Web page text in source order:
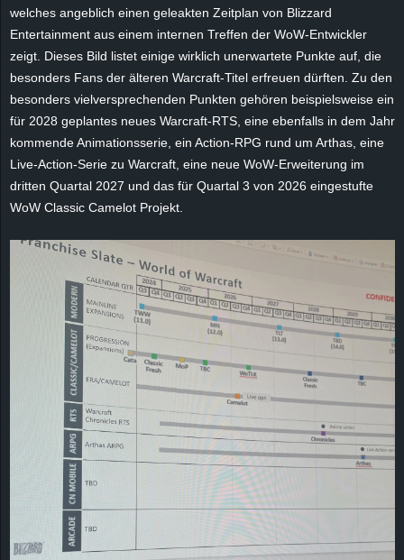
welches angeblich einen geleakten Zeitplan von Blizzard
Entertainment aus einem internen Treffen der WoW-Entwickler
zeigt. Dieses Bild listet einige wirklich unerwartete Punkte auf, die
besonders Fans der älteren Warcraft-Titel erfreuen dürften. Zu den
besonders vielversprechenden Punkten gehören beispielsweise ein
für 2028 geplantes neues Warcraft-RTS, eine ebenfalls in dem Jahr
kommende Animationsserie, ein Action-RPG rund um Arthas, eine
Live-Action-Serie zu Warcraft, eine neue WoW-Erweiterung im
dritten Quartal 2027 und das für Quartal 3 von 2026 eingestufte
WoW Classic Camelot Projekt.